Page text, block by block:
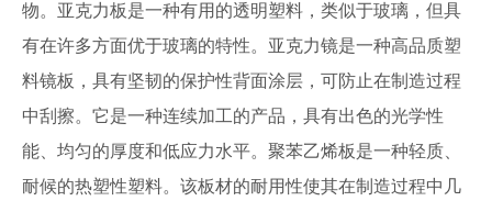
物。亚克力板是一种有用的透明塑料，类似于玻璃，但具
有在许多方面优于玻璃的特性。亚克力镜是一种高品质塑
料镜板，具有坚韧的保护性背面涂层，可防止在制造过程
中刮擦。它是一种连续加工的产品，具有出色的光学性
能、均匀的厚度和低应力水平。聚苯乙烯板是一种轻质、
耐候的热塑性塑料。该板材的耐用性使其在制造过程中几